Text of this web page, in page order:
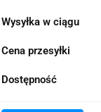
Wysyłka w ciągu
Cena przesyłki
Dostępność